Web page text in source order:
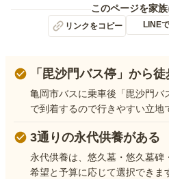
このページを家
リンクをコピー LINE
「毘沙門バス停」から
亀岡市バスに乗車後「毘沙門バ
で到着するので行きやすい立地
3通りの永代供養がある
永代供養は、悠久墓・悠久墓碑
希望と予算に応じて選択できま